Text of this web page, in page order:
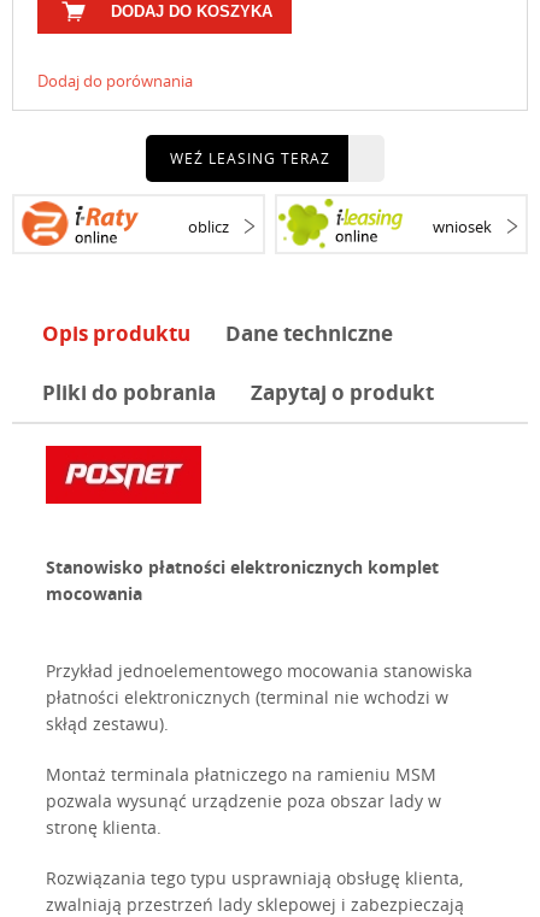
DODAJ DO KOSZYKA
Dodaj do porównania
WEŹ LEASING TERAZ
oblicz wniosek
Opis produktu Dane techniczne
Pliki do pobrania Zapytaj o produkt
Stanowisko płatności elektronicznych komplet
mocowania
Przykład jednoelementowego mocowania stanowiska
płatności elektronicznych (terminal nie wchodzi w
skłąd zestawu).
Montaż terminala płatniczego na ramieniu MSM
pozwala wysunąć urządzenie poza obszar lady w
stronę klienta.
Rozwiązania tego typu usprawniają obsługę klienta,
zwalniają przestrzeń lady sklepowej i zabezpieczają